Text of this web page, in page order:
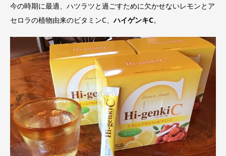
今の時期に最適、ハツラツと過ごすために欠かせないレモンとア
セロラの植物由来のビタミンC、ハイゲンキC。